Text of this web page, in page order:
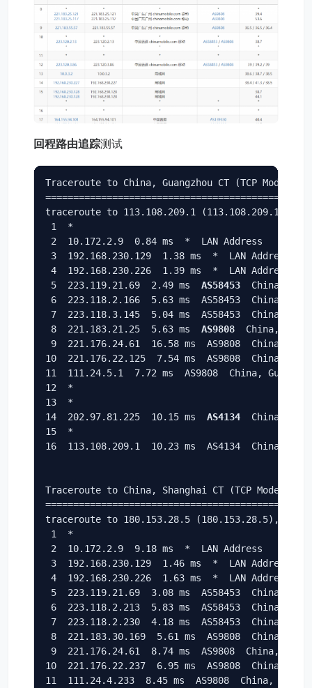
回程路由追踪测试
Traceroute to China, Guangzhou CT (TCP Mode,
traceroute to 113.108.209.1 (113.108.209.1), 30
1  *
2  10.172.2.9  0.84 ms  *  LAN Address
3  192.168.230.129  1.38 ms  *  LAN Address
4  192.168.230.226  1.39 ms  *  LAN Address
5  223.119.21.69  2.49 ms AS58453
China,
6  223.118.2.166  5.63 ms  AS58453  China,
7  223.118.3.145  5.04 ms  AS58453  China,
8  221.183.21.25  5.63 ms AS9808
China, Hong
9  221.176.24.61  16.58 ms  AS9808  China,
10  221.176.22.125  7.54 ms  AS9808  China,
11  111.24.5.1  7.72 ms  AS9808  China,
12  *
13  *
14  202.97.81.225  10.15 ms AS4134
China,
15  *
16  113.108.209.1  10.23 ms  AS4134  China,
Traceroute to China, Shanghai CT (TCP Mode, Max
traceroute to 180.153.28.5 (180.153.28.5), 30
1  *
2  10.172.2.9  9.18 ms  *  LAN Address
3  192.168.230.129  1.46 ms  *  LAN Address
4  192.168.230.226  1.63 ms  *  LAN Address
5  223.119.21.69  3.08 ms  AS58453  China,
6  223.118.2.213  5.83 ms  AS58453  China,
7  223.118.2.230  4.18 ms  AS58453  China,
8  221.183.30.169  5.61 ms  AS9808  China,
9  221.176.24.61  8.74 ms  AS9808  China,
10  221.176.22.237  6.95 ms  AS9808  China,
11  111.24.4.233  8.45 ms  AS9808  China,